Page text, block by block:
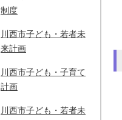
制度
川西市子ども・若者未
来計画
川西市子ども・子育て
計画
川西市子ども・若者未